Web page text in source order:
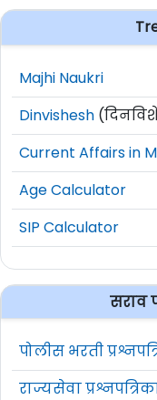
Majhi Naukri
Dinvishesh
Current Affairs in
Age Calculator
SIP Calculator
सराव
पोलीस भरती
राज्यसेवा